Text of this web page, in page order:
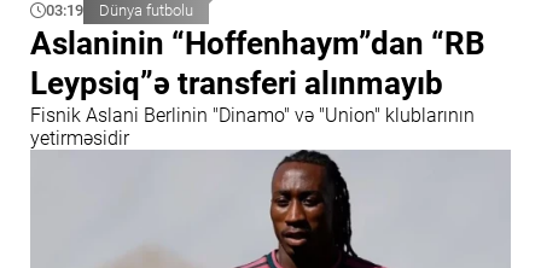
03:19 Dünya futbolu
Aslaninin “Hoffenhaym”dan “RB
Leypsiq”ə transferi alınmayıb
Fisnik Aslani Berlinin "Dinamo" və "Union" klublarının
yetirməsidir